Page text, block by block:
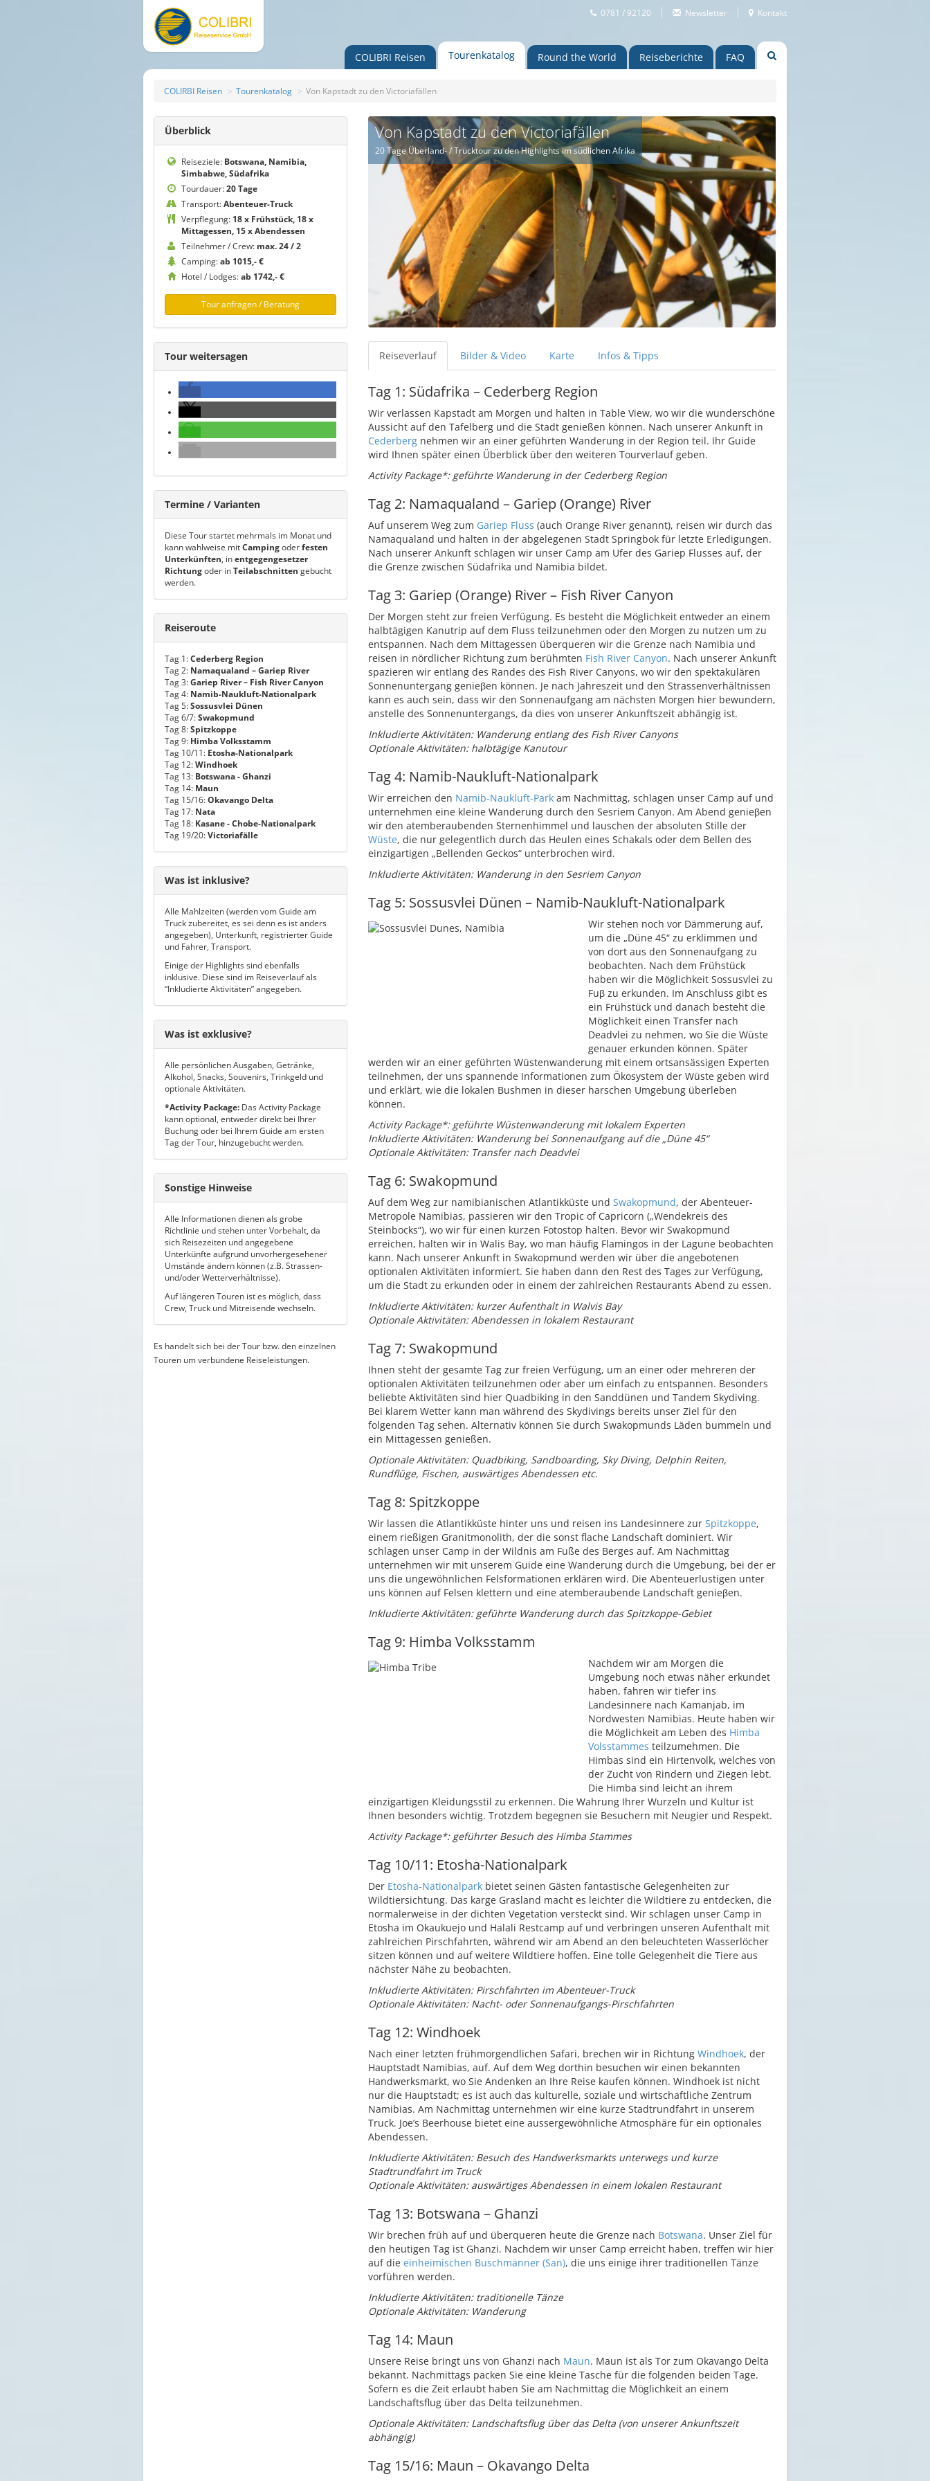
0781 / 92120 Newsletter Kontakt
COLIBRI Reisen Tourenkatalog Round the World Reiseberichte FAQ
COLIRBI Reisen Tourenkatalog Von Kapstadt zu den Victoriafällen
Von Kapstadt zu den Victoriafällen
20 Tage Überland- / Trucktour zu den Highlights im südlichen Afrika
Reiseverlauf Bilder & Video Karte Infos & Tipps
Tag 1: Südafrika – Cederberg Region
Wir verlassen Kapstadt am Morgen und halten in Table View, wo wir die wunderschöne
Aussicht auf den Tafelberg und die Stadt genießen können. Nach unserer Ankunft in
Cederberg nehmen wir an einer geführten Wanderung in der Region teil. Ihr Guide
wird Ihnen später einen Überblick über den weiteren Tourverlauf geben.
Activity Package*: geführte Wanderung in der Cederberg Region
Tag 2: Namaqualand – Gariep (Orange) River
Auf unserem Weg zum Gariep Fluss (auch Orange River genannt), reisen wir durch das
Namaqualand und halten in der abgelegenen Stadt Springbok für letzte Erledigungen.
Nach unserer Ankunft schlagen wir unser Camp am Ufer des Gariep Flusses auf, der
die Grenze zwischen Südafrika und Namibia bildet.
Tag 3: Gariep (Orange) River – Fish River Canyon
Der Morgen steht zur freien Verfügung. Es besteht die Möglichkeit entweder an einem
halbtägigen Kanutrip auf dem Fluss teilzunehmen oder den Morgen zu nutzen um zu
entspannen. Nach dem Mittagessen überqueren wir die Grenze nach Namibia und
reisen in nördlicher Richtung zum berühmten Fish River Canyon. Nach unserer Ankunft
spazieren wir entlang des Randes des Fish River Canyons, wo wir den spektakulären
Sonnenuntergang genieβen können. Je nach Jahreszeit und den Strassenverhältnissen
kann es auch sein, dass wir den Sonnenaufgang am nächsten Morgen hier bewundern,
anstelle des Sonnenuntergangs, da dies von unserer Ankunftszeit abhängig ist.
Inkludierte Aktivitäten: Wanderung entlang des Fish River Canyons
Optionale Aktivitäten: halbtägige Kanutour
Tag 4: Namib-Naukluft-Nationalpark
Wir erreichen den Namib-Naukluft-Park am Nachmittag, schlagen unser Camp auf und
unternehmen eine kleine Wanderung durch den Sesriem Canyon. Am Abend genieβen
wir den atemberaubenden Sternenhimmel und lauschen der absoluten Stille der
Wüste, die nur gelegentlich durch das Heulen eines Schakals oder dem Bellen des
einzigartigen „Bellenden Geckos“ unterbrochen wird.
Inkludierte Aktivitäten: Wanderung in den Sesriem Canyon
Tag 5: Sossusvlei Dünen – Namib-Naukluft-Nationalpark
Wir stehen noch vor Dämmerung auf,
um die „Düne 45“ zu erklimmen und
von dort aus den Sonnenaufgang zu
beobachten. Nach dem Frühstück
haben wir die Möglichkeit Sossusvlei zu
Fuβ zu erkunden. Im Anschluss gibt es
ein Frühstück und danach besteht die
Möglichkeit einen Transfer nach
Deadvlei zu nehmen, wo Sie die Wüste
genauer erkunden können. Später
werden wir an einer geführten Wüstenwanderung mit einem ortsansässigen Experten
teilnehmen, der uns spannende Informationen zum Ökosystem der Wüste geben wird
und erklärt, wie die lokalen Bushmen in dieser harschen Umgebung überleben
können.
Activity Package*: geführte Wüstenwanderung mit lokalem Experten
Inkludierte Aktivitäten: Wanderung bei Sonnenaufgang auf die „Düne 45“
Optionale Aktivitäten: Transfer nach Deadvlei
Tag 6: Swakopmund
Auf dem Weg zur namibianischen Atlantikküste undSwakopmund, der Abenteuer-
Metropole Namibias, passieren wir den Tropic of Capricorn („Wendekreis des
Steinbocks“), wo wir für einen kurzen Fotostop halten. Bevor wir Swakopmund
erreichen, halten wir in Walis Bay, wo man häufig Flamingos in der Lagune beobachten
kann. Nach unserer Ankunft in Swakopmund werden wir über die angebotenen
optionalen Aktivitäten informiert. Sie haben dann den Rest des Tages zur Verfügung,
um die Stadt zu erkunden oder in einem der zahlreichen Restaurants Abend zu essen.
Inkludierte Aktivitäten: kurzer Aufenthalt in Walvis Bay
Optionale Aktivitäten: Abendessen in lokalem Restaurant
Tag 7: Swakopmund
Ihnen steht der gesamte Tag zur freien Verfügung, um an einer oder mehreren der
optionalen Aktivitäten teilzunehmen oder aber um einfach zu entspannen. Besonders
beliebte Aktivitäten sind hier Quadbiking in den Sanddünen und Tandem Skydiving.
Bei klarem Wetter kann man während des Skydivings bereits unser Ziel für den
folgenden Tag sehen. Alternativ können Sie durch Swakopmunds Läden bummeln und
ein Mittagessen genießen.
Optionale Aktivitäten: Quadbiking, Sandboarding, Sky Diving, Delphin Reiten,
Rundflüge, Fischen, auswärtiges Abendessen etc.
Tag 8: Spitzkoppe
Wir lassen die Atlantikküste hinter uns und reisen ins Landesinnere zurSpitzkoppe,
einem rießigen Granitmonolith, der die sonst flache Landschaft dominiert. Wir
schlagen unser Camp in der Wildnis am Fuße des Berges auf. Am Nachmittag
unternehmen wir mit unserem Guide eine Wanderung durch die Umgebung, bei der er
uns die ungewöhnlichen Felsformationen erklären wird. Die Abenteuerlustigen unter
uns können auf Felsen klettern und eine atemberaubende Landschaft genieβen.
Inkludierte Aktivitäten: geführte Wanderung durch das Spitzkoppe-Gebiet
Tag 9: Himba Volksstamm
Nachdem wir am Morgen die
Umgebung noch etwas näher erkundet
haben, fahren wir tiefer ins
Landesinnere nach Kamanjab, im
Nordwesten Namibias. Heute haben wir
die Möglichkeit am Leben des Himba
Volsstammes teilzumehmen. Die
Himbas sind ein Hirtenvolk, welches von
der Zucht von Rindern und Ziegen lebt.
Die Himba sind leicht an ihrem
einzigartigen Kleidungsstil zu erkennen. Die Wahrung Ihrer Wurzeln und Kultur ist
Ihnen besonders wichtig. Trotzdem begegnen sie Besuchern mit Neugier und Respekt.
Activity Package*: geführter Besuch des Himba Stammes
Tag 10/11: Etosha-Nationalpark
Der Etosha-Nationalpark bietet seinen Gästen fantastische Gelegenheiten zur
Wildtiersichtung. Das karge Grasland macht es leichter die Wildtiere zu entdecken, die
normalerweise in der dichten Vegetation versteckt sind. Wir schlagen unser Camp in
Etosha im Okaukuejo und Halali Restcamp auf und verbringen unseren Aufenthalt mit
zahlreichen Pirschfahrten, während wir am Abend an den beleuchteten Wasserlöcher
sitzen können und auf weitere Wildtiere hoffen. Eine tolle Gelegenheit die Tiere aus
nächster Nähe zu beobachten.
Inkludierte Aktivitäten: Pirschfahrten im Abenteuer-Truck
Optionale Aktivitäten: Nacht- oder Sonnenaufgangs-Pirschfahrten
Tag 12: Windhoek
Nach einer letzten frühmorgendlichen Safari, brechen wir in RichtungWindhoek, der
Hauptstadt Namibias, auf. Auf dem Weg dorthin besuchen wir einen bekannten
Handwerksmarkt, wo Sie Andenken an Ihre Reise kaufen können. Windhoek ist nicht
nur die Hauptstadt; es ist auch das kulturelle, soziale und wirtschaftliche Zentrum
Namibias. Am Nachmittag unternehmen wir eine kurze Stadtrundfahrt in unserem
Truck. Joe’s Beerhouse bietet eine aussergewöhnliche Atmosphäre für ein optionales
Abendessen.
Inkludierte Aktivitäten: Besuch des Handwerksmarkts unterwegs und kurze
Stadtrundfahrt im Truck
Optionale Aktivitäten: auswärtiges Abendessen in einem lokalen Restaurant
Tag 13: Botswana – Ghanzi
Wir brechen früh auf und überqueren heute die Grenze nach Botswana. Unser Ziel für
den heutigen Tag ist Ghanzi. Nachdem wir unser Camp erreicht haben, treffen wir hier
auf dieeinheimischen Buschmänner (San), die uns einige ihrer traditionellen Tänze
vorführen werden.
Inkludierte Aktivitäten: traditionelle Tänze
Optionale Aktivitäten: Wanderung
Tag 14: Maun
Unsere Reise bringt uns von Ghanzi nach Maun. Maun ist als Tor zum Okavango Delta
bekannt. Nachmittags packen Sie eine kleine Tasche für die folgenden beiden Tage.
Sofern es die Zeit erlaubt haben Sie am Nachmittag die Möglichkeit an einem
Landschaftsflug über das Delta teilzunehmen.
Optionale Aktivitäten: Landschaftsflug über das Delta (von unserer Ankunftszeit
abhängig)
Tag 15/16: Maun – Okavango Delta
Überblick
Reiseziele: Botswana, Namibia,
Simbabwe, Südafrika
Tourdauer:20 Tage
Transport:Abenteuer-Truck
Verpflegung: 18 x Frühstück, 18 x
Mittagessen, 15 x Abendessen
Teilnehmer / Crew: max. 24 / 2
Camping:ab 1015,- €
Hotel / Lodges:ab 1742,- €
Tour anfragen / Beratung
Tour weitersagen
Termine / Varianten
Diese Tour startet mehrmals im Monat und
kann wahlweise mitCampingoderfesten
Unterkünften , inentgegengesetzer
Richtungoder inTeilabschnitten gebucht
werden.
Reiseroute
Tag 1:Cederberg Region
Tag 2: Namaqualand – Gariep River
Tag 3:Gariep River – Fish River Canyon
Tag 4: Namib-Naukluft-Nationalpark
Tag 5:Sossusvlei Dünen
Tag 6/7:Swakopmund
Tag 8:Spitzkoppe
Tag 9: Himba Volksstamm
Tag 10/11: Etosha-Nationalpark
Tag 12:Windhoek
Tag 13: Botswana - Ghanzi
Tag 14: Maun
Tag 15/16:Okavango Delta
Tag 17: Nata
Tag 18: Kasane - Chobe-Nationalpark
Tag 19/20:Victoriafälle
Was ist inklusive?
Alle Mahlzeiten (werden vom Guide am
Truck zubereitet, es sei denn es ist anders
angegeben), Unterkunft, registrierter Guide
und Fahrer, Transport.
Einige der Highlights sind ebenfalls
inklusive. Diese sind im Reiseverlauf als
“Inkludierte Aktivitäten” angegeben.
Was ist exklusive?
Alle persönlichen Ausgaben, Getränke,
Alkohol, Snacks, Souvenirs, Trinkgeld und
optionale Aktivitäten.
*Activity Package: Das Activity Package
kann optional, entweder direkt bei Ihrer
Buchung oder bei Ihrem Guide am ersten
Tag der Tour, hinzugebucht werden.
Sonstige Hinweise
Alle Informationen dienen als grobe
Richtlinie und stehen unter Vorbehalt, da
sich Reisezeiten und angegebene
Unterkünfte aufgrund unvorhergesehener
Umstände ändern können (z.B. Strassen-
und/oder Wetterverhältnisse).
Auf längeren Touren ist es möglich, dass
Crew, Truck und Mitreisende wechseln.
Es handelt sich bei der Tour bzw. den einzelnen
Touren um verbundene Reiseleistungen.